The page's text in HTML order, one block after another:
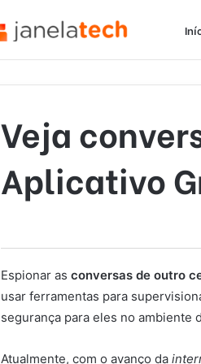
Veja
Aplicativo
Espionar as conversas de outro
usar ferramentas para
segurança para eles no ambiente
Atualmente, com o avanço da